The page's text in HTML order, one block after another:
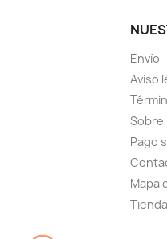
Envío
Aviso
Pago
Mapa